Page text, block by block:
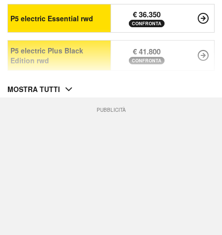
P5 electric Essential rwd € 36.350
CONFRONTA
P5 electric Plus Black
Edition rwd
€ 41.800
CONFRONTA
MOSTRA TUTTI
PUBBLICITÀ